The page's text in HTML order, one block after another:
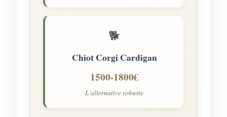
🐕
Chiot Corgi Cardigan
1500-1800€
L'alternative robuste